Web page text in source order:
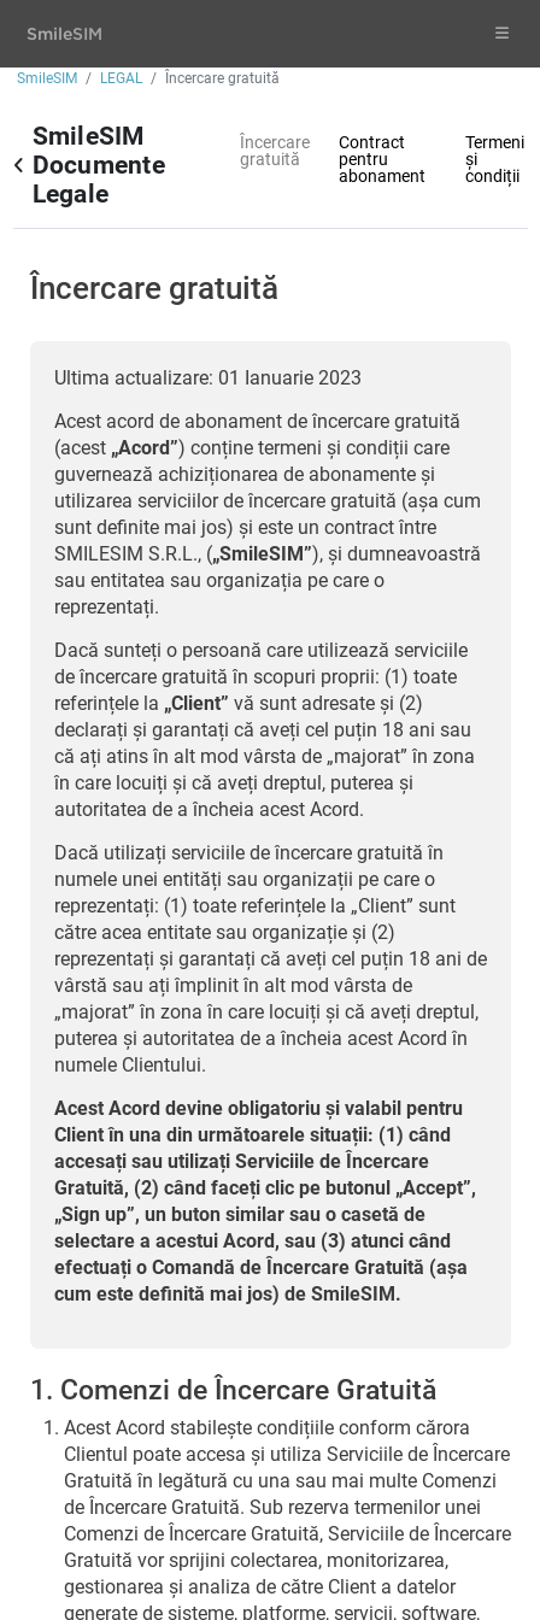
SmileSIM
SmileSIM LEGAL Încercare gratuită
SmileSIM
Documente
Legale
Încercare
gratuită
Contract
pentru
abonament
Termeni
și
condiții
Încercare gratuită
Ultima actualizare: 01 Ianuarie 2023
Acest acord de abonament de încercare gratuită
(acest „Acord”) conține termeni și condiții care
guvernează achiziționarea de abonamente și
utilizarea serviciilor de încercare gratuită (așa cum
sunt definite mai jos) și este un contract între
SMILESIM S.R.L., („SmileSIM”), și dumneavoastră
sau entitatea sau organizația pe care o
reprezentați.
Dacă sunteți o persoană care utilizează serviciile
de încercare gratuită în scopuri proprii: (1) toate
referințele la „Client” vă sunt adresate și (2)
declarați și garantați că aveți cel puțin 18 ani sau
că ați atins în alt mod vârsta de „majorat” în zona
în care locuiți și că aveți dreptul, puterea și
autoritatea de a încheia acest Acord.
Dacă utilizați serviciile de încercare gratuită în
numele unei entități sau organizații pe care o
reprezentați: (1) toate referințele la „Client” sunt
către acea entitate sau organizație și (2)
reprezentați și garantați că aveți cel puțin 18 ani de
vârstă sau ați împlinit în alt mod vârsta de
„majorat” în zona în care locuiți și că aveți dreptul,
puterea și autoritatea de a încheia acest Acord în
numele Clientului.
Acest Acord devine obligatoriu și valabil pentru
Client în una din următoarele situații: (1) când
accesați sau utilizați Serviciile de Încercare
Gratuită, (2) când faceți clic pe butonul „Accept”,
„Sign up”, un buton similar sau o casetă de
selectare a acestui Acord, sau (3) atunci când
efectuați o Comandă de Încercare Gratuită (așa
cum este definită mai jos) de SmileSIM.
1. Comenzi de Încercare Gratuită
Acest Acord stabilește condițiile conform cărora
Clientul poate accesa și utiliza Serviciile de Încercare
Gratuită în legătură cu una sau mai multe Comenzi
de Încercare Gratuită. Sub rezerva termenilor unei
Comenzi de Încercare Gratuită, Serviciile de Încercare
Gratuită vor sprijini colectarea, monitorizarea,
gestionarea și analiza de către Client a datelor
generate de sisteme, platforme, servicii, software,